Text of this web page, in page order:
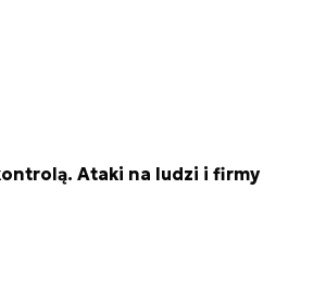
Ataki na ludzi i firmy